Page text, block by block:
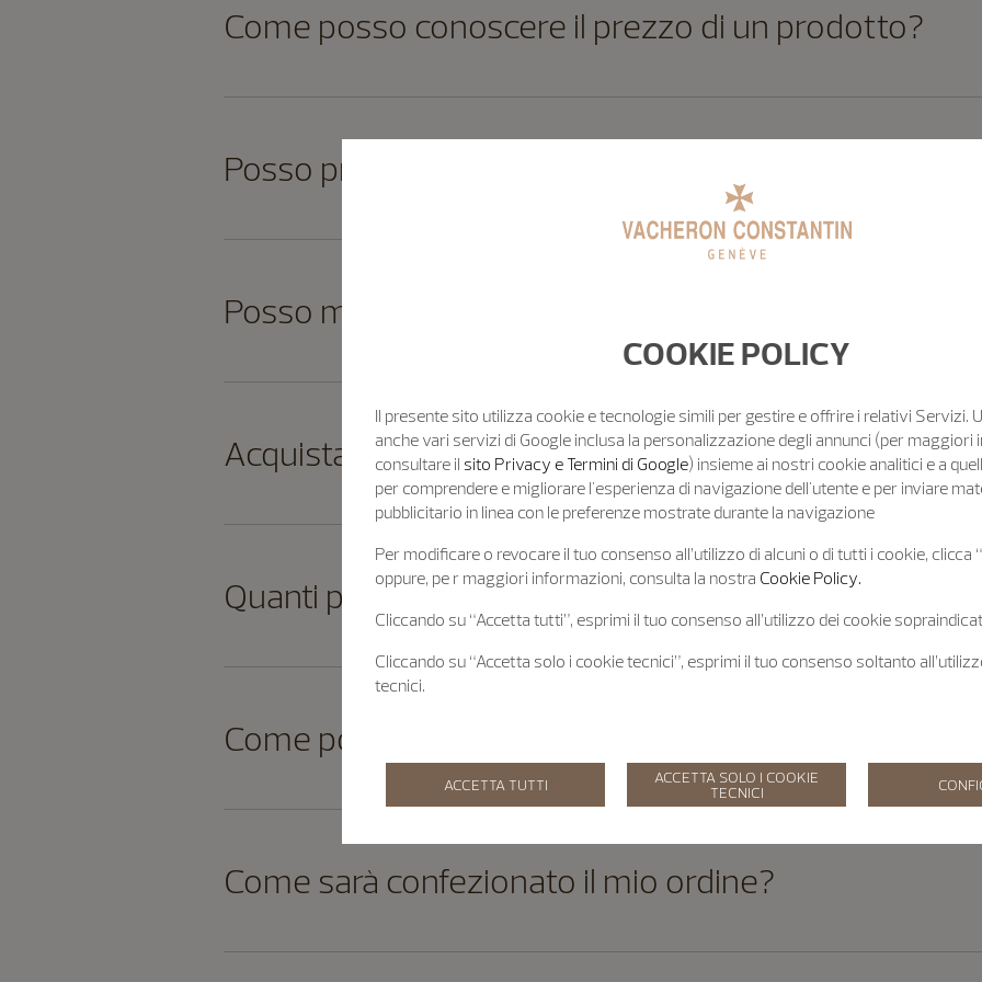
Come posso conoscere il prezzo di un prodotto?
Posso prenotare prodotti da acquistare in seguito?
Posso modificare o annullare il mio ordine dopo
Acquistare online sul sito web di Vacheron
Quanti prodotti posso acquistare in un singolo ordine?
Come posso accertarmi che il mio ordine sia stato
Come sarà confezionato il mio ordine?
COOKIE POLICY
Il presente sito utilizza cookie e tecnologie simili per gestire e offrire i relativi Servizi.
anche vari servizi di Google inclusa la personalizzazione degli annunci (per maggiori
consultare il sito Privacy e Termini di Google) insieme ai nostri cookie analitici e a
per comprendere e migliorare l'esperienza di navigazione dell'utente e per inviare
pubblicitario in linea con le preferenze mostrate durante la navigazione
Per modificare o revocare il tuo consenso all’utilizzo di alcuni o di tutti i cookie, clicca
oppure, pe r maggiori informazioni, consulta la nostra Cookie Policy.
Cliccando su “Accetta tutti”, esprimi il tuo consenso all’utilizzo dei cookie
Cliccando su “Accetta solo i cookie tecnici”, esprimi il tuo consenso soltanto
tecnici.
ACCETTA TUTTI ACCETTA SOLO I COOKIE
TECNICI